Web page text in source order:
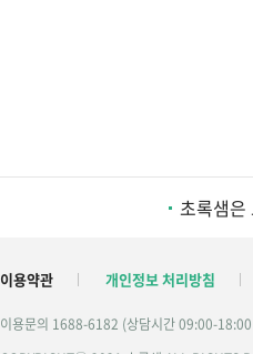
초록샘은
이용약관 개인정보 처리방침
이용문의 1688-6182 (상담시간 09:00-